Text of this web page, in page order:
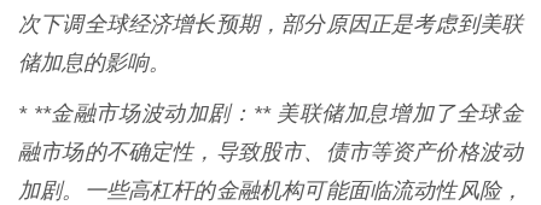
次下调全球经济增长预期，部分原因正是考虑到美联
储加息的影响。
* **金融市场波动加剧：** 美联储加息增加了全球金
融市场的不确定性，导致股市、债市等资产价格波动
加剧。一些高杠杆的金融机构可能面临流动性风险，